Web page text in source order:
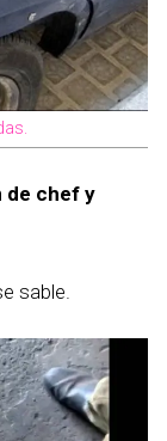
de chef y
sable.